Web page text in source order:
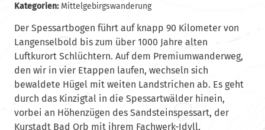
Kategorien: Mittelgebirgswanderung
Der Spessartbogen führt auf knapp 90 Kilometer von
Langenselbold bis zum über 1000 Jahre alten
Luftkurort Schlüchtern. Auf dem Premiumwanderweg,
den wir in vier Etappen laufen, wechseln sich
bewaldete Hügel mit weiten Landstrichen ab. Es geht
durch das Kinzigtal in die Spessartwälder hinein,
vorbei an Höhenzügen des Sandsteinspessart, der
Kurstadt Bad Orb mit ihrem Fachwerk-Idyll,